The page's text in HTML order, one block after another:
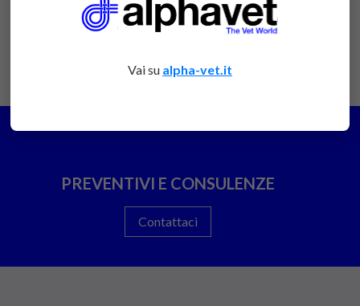
La lampada frontale è fuori produzione, sono
disponibili gli accessori.
PREVENTIVI E CONSULENZE
Contattaci
Vai su alpha-vet.it